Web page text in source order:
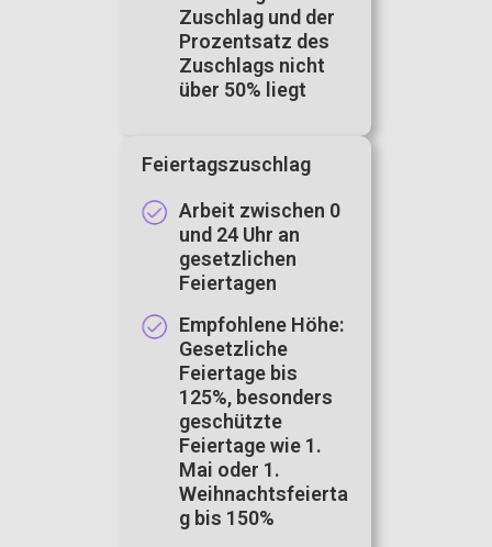
Zuschlag und der
Prozentsatz des
Zuschlags nicht
über 50% liegt
Feiertagszuschlag
Arbeit zwischen 0
und 24 Uhr an
gesetzlichen
Feiertagen
Empfohlene Höhe:
Gesetzliche
Feiertage bis
125%, besonders
geschützte
Feiertage wie 1.
Mai oder 1.
Weihnachtsfeierta
g bis 150%